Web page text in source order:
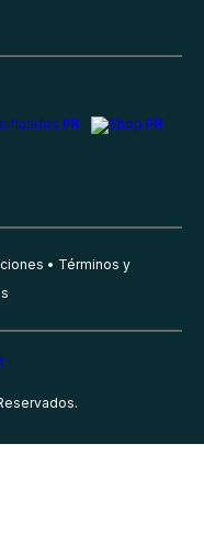
Términos y